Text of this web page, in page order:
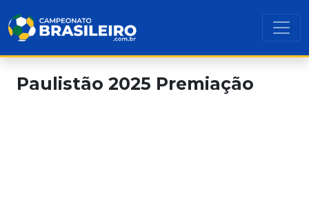
Paulistão 2025 Premiação